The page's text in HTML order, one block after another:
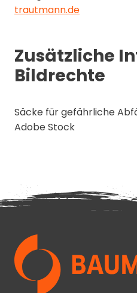
trautmann.de
Zusätzliche
Bildrechte
Säcke für gefährliche
Adobe Stock